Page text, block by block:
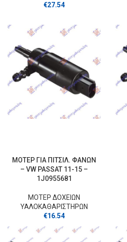
€27.54
ΜΟΤΕΡ ΓΙΑ ΠΙΤΣΙΛ. ΦΑΝΩΝ
– VW PASSAT 11-15 –
1J0955681
ΜΟΤΕΡ ΔΟΧΕΙΩΝ
ΥΑΛΟΚΑΘΑΡΙΣΤΗΡΩΝ
€16.54